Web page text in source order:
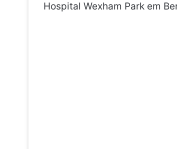
Hospital Wexham Park em